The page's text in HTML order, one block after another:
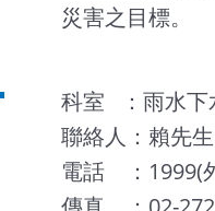
災害之目標。
科室 ：雨水下
聯絡人：賴先生
電話 ：1999(